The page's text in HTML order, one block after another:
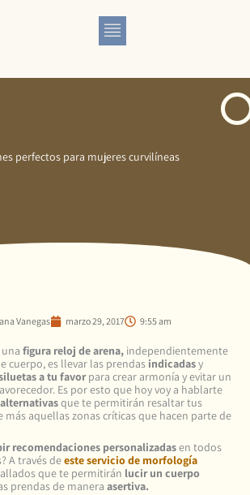
perfectos para mujeres curvilíneas
Vanegas marzo 29, 2017 9:55 am
figura reloj de arena, independientemente
cuerpo, es llevar las prendas indicadasy
a tu favorpara crear armonía y evitar un
Es por esto que hoy voy a hablarte
que te permitirán resaltar tus
más aquellas zonas críticas que hacen parte de
recomendaciones personalizadasen todos
A través deeste servicio de morfología
que te permitirán lucir un cuerpo
prendas de manera asertiva.